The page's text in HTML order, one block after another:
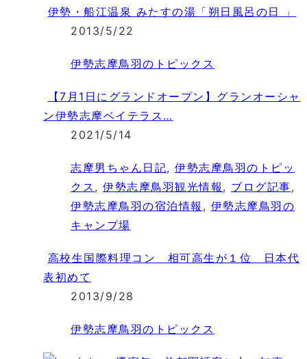
伊勢・船江温泉 みたすの湯「朔日風呂の日 」
2013/5/22
伊勢志摩鳥羽のトピックス
【7月1日にグランドオープン】グランオーシャ
ン伊勢志摩ベイテラス…
2021/5/14
志摩男ちゃん日記, 伊勢志摩鳥羽のトピッ
クス , 伊勢志摩鳥羽観光情報 , ブログ記事,
伊勢志摩鳥羽の宿泊情報 , 伊勢志摩鳥羽の
キャンプ場
高校生国際料理コン 相可高生が１位 日本代
表初めて
2013/9/28
伊勢志摩鳥羽のトピックス